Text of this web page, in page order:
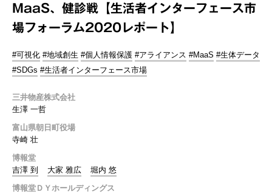
MaaS、健診戦【生活者インターフェース市
場フォーラム2020レポート】
#可視化 #地域創生 #個人情報保護 #アライアンス #MaaS #生体データ
#SDGs #生活者インターフェース市場
三井物産株式会社
生澤 一哲
富山県朝日町役場
寺崎 壮
博報堂
吉澤 到
大家 雅広
堀内 悠
博報堂ＤＹホールディングス